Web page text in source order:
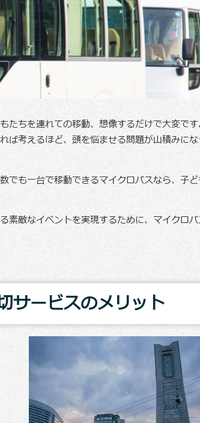
たちを連れての移動、想像するだけで大変で
ば考えるほど、頭を悩ませる問題が山積みに
でも一台で移動できるマイクロバスなら、子
素敵なイベントを実現するために、マイクロ
サービスのメリット